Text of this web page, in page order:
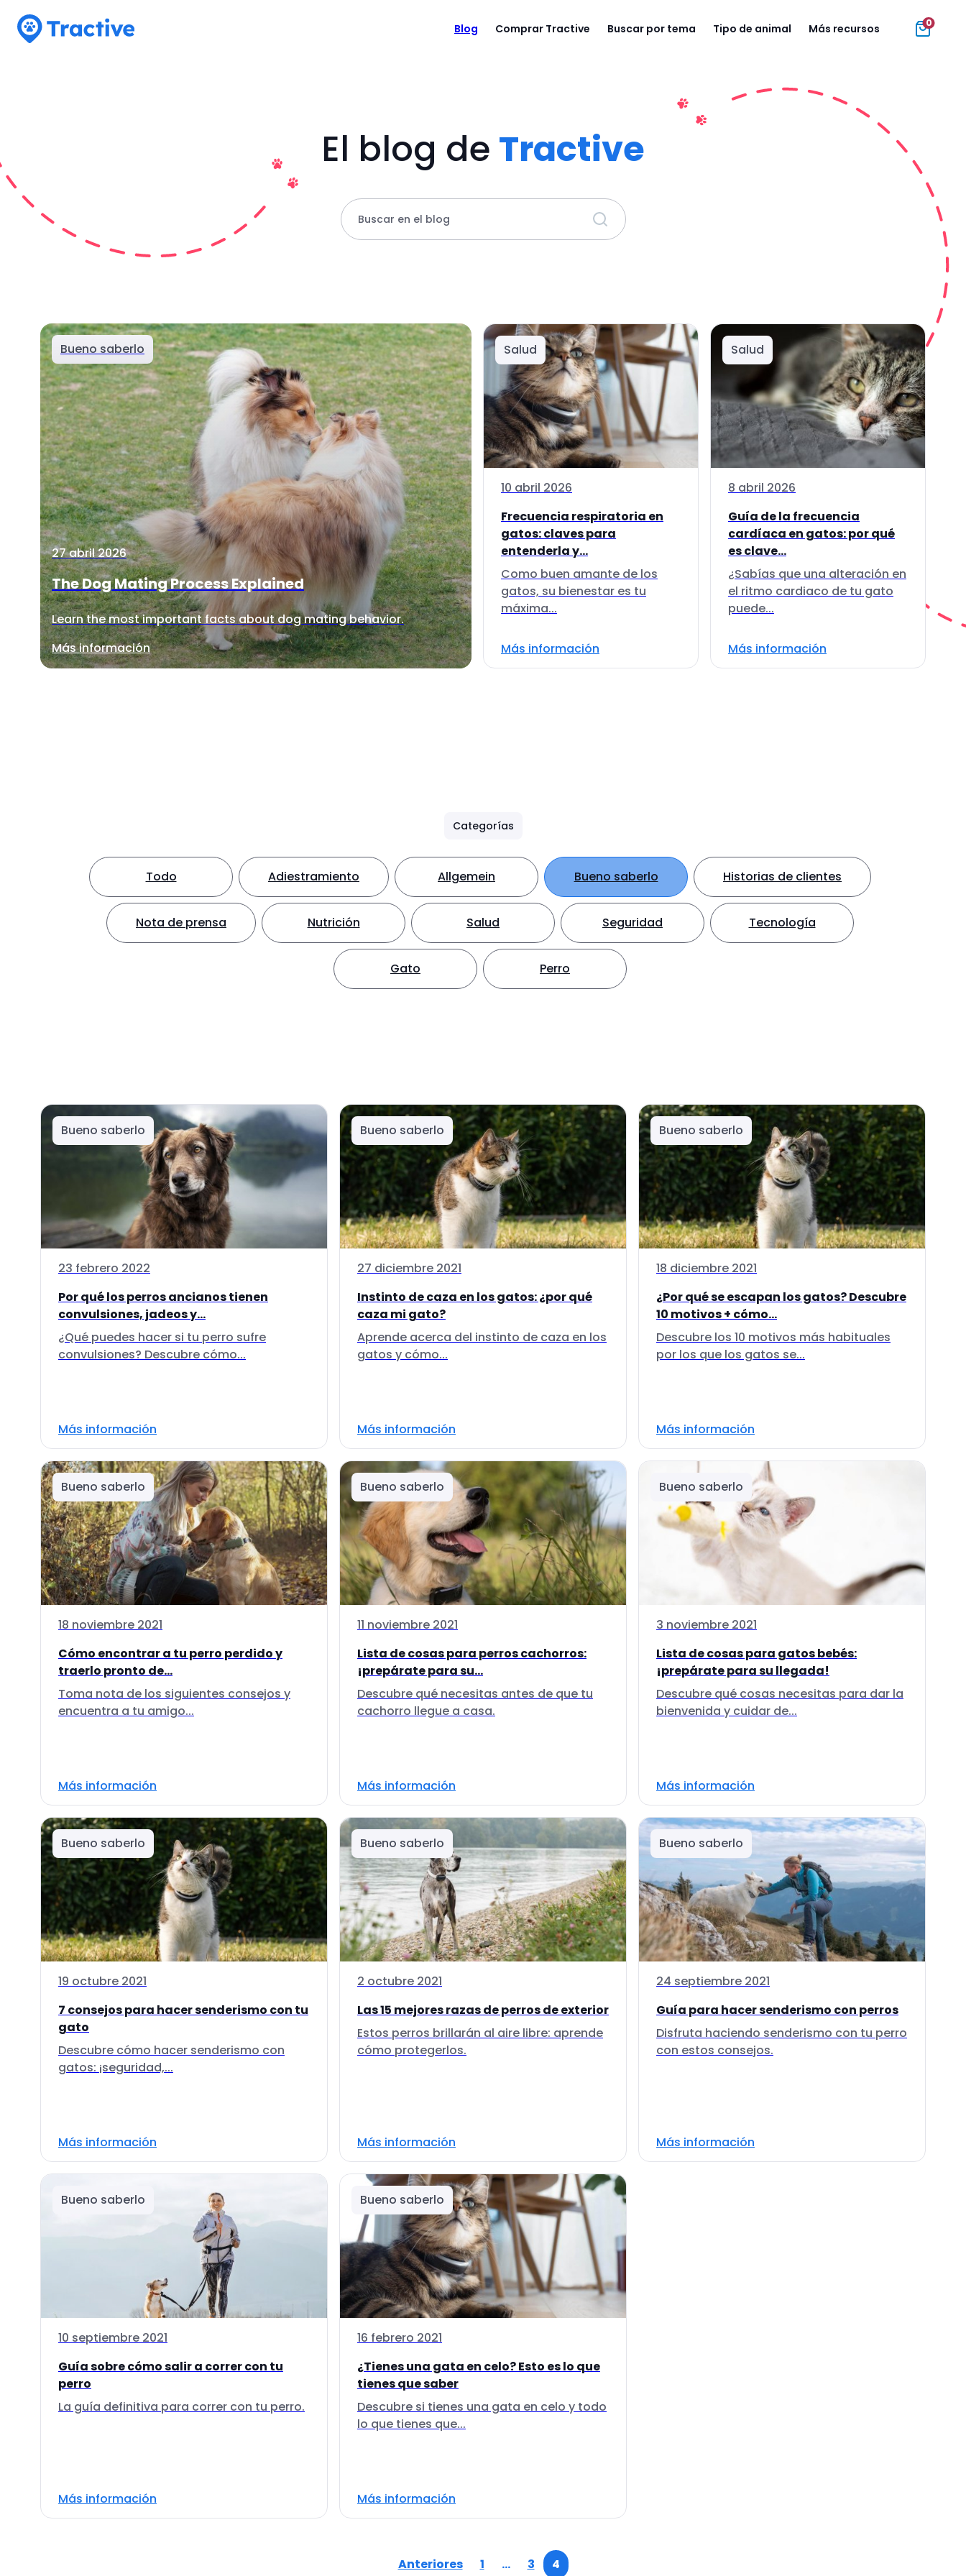
Blog Comprar Tractive Buscar por tema Tipo de animal Más recursos 0
El blog de Tractive
Buscar en el blog
Bueno saberlo
27 abril 2026
The Dog Mating Process Explained
Learn the most important facts about dog mating behavior.
Más información
Salud
10 abril 2026
Frecuencia respiratoria en
gatos: claves para
entenderla y...
Como buen amante de los
gatos, su bienestar es tu
máxima...
Más información
Salud
8 abril 2026
Guía de la frecuencia
cardíaca en gatos: por qué
es clave...
¿Sabías que una alteración en
el ritmo cardiaco de tu gato
puede...
Más información
Categorías
Todo Adiestramiento Allgemein Bueno saberlo Historias de clientes
Nota de prensa Nutrición Salud Seguridad Tecnología
Gato Perro
Bueno saberlo
23 febrero 2022
Por qué los perros ancianos tienen
convulsiones, jadeos y...
¿Qué puedes hacer si tu perro sufre
convulsiones? Descubre cómo...
Más información
Bueno saberlo
27 diciembre 2021
Instinto de caza en los gatos: ¿por qué
caza mi gato?
Aprende acerca del instinto de caza en los
gatos y cómo...
Más información
Bueno saberlo
18 diciembre 2021
¿Por qué se escapan los gatos? Descubre
10 motivos + cómo...
Descubre los 10 motivos más habituales
por los que los gatos se...
Más información
Bueno saberlo
18 noviembre 2021
Cómo encontrar a tu perro perdido y
traerlo pronto de...
Toma nota de los siguientes consejos y
encuentra a tu amigo...
Más información
Bueno saberlo
11 noviembre 2021
Lista de cosas para perros cachorros:
¡prepárate para su...
Descubre qué necesitas antes de que tu
cachorro llegue a casa.
Más información
Bueno saberlo
3 noviembre 2021
Lista de cosas para gatos bebés:
¡prepárate para su llegada!
Descubre qué cosas necesitas para dar la
bienvenida y cuidar de...
Más información
Bueno saberlo
19 octubre 2021
7 consejos para hacer senderismo con tu
gato
Descubre cómo hacer senderismo con
gatos: ¡seguridad,...
Más información
Bueno saberlo
2 octubre 2021
Las 15 mejores razas de perros de exterior
Estos perros brillarán al aire libre: aprende
cómo protegerlos.
Más información
Bueno saberlo
24 septiembre 2021
Guía para hacer senderismo con perros
Disfruta haciendo senderismo con tu perro
con estos consejos.
Más información
Bueno saberlo
10 septiembre 2021
Guía sobre cómo salir a correr con tu
perro
La guía definitiva para correr con tu perro.
Más información
Bueno saberlo
16 febrero 2021
¿Tienes una gata en celo? Esto es lo que
tienes que saber
Descubre si tienes una gata en celo y todo
lo que tienes que...
Más información
Anteriores 1 … 3 4